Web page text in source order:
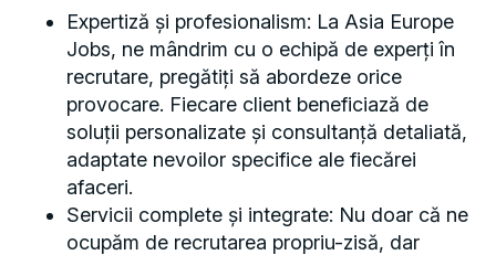
Expertiză și profesionalism: La Asia Europe
Jobs, ne mândrim cu o echipă de experți în
recrutare, pregătiți să abordeze orice
provocare. Fiecare client beneficiază de
soluții personalizate și consultanță detaliată,
adaptate nevoilor specifice ale fiecărei
afaceri.
Servicii complete și integrate: Nu doar că ne
ocupăm de recrutarea propriu-zisă, dar